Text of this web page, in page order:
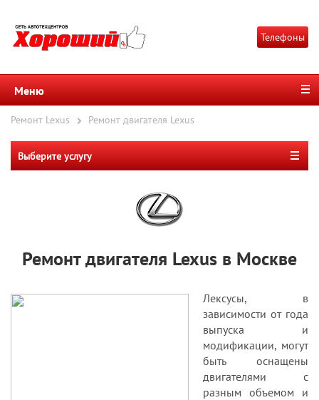
Телефоны
Меню
Ремонт Lexus Ремонт двигателя Lexus
Выберите услугу
Ремонт двигателя Lexus в Москве
Лексусы, в
зависимости от года
выпуска и
модификации, могут
быть оснащены
двигателями с
разным объемом и